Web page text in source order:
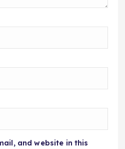
and website in this